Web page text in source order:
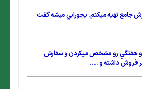
جامع تهيه ميكنم. يجورايي ميشه گفت
و هفتگي رو مشخص ميكردن و سفارش
فروش داشته و ....